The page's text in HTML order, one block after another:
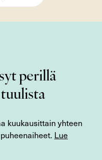
perillä
kuukausittain yhteen
Lue